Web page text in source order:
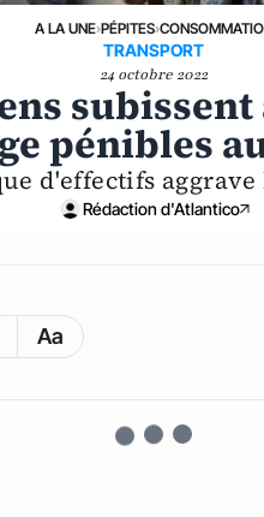
A LA UNE›PÉPITES›
TRANSPORT
24 octobre 2022
subissent
pénibles
d'effectifs
Rédaction d'Atlantico
Aa